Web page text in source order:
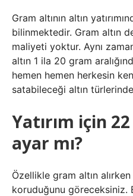
Gram altının altın
bilinmektedir. Gram altın
maliyeti yoktur. Aynı
altın 1 ila 20 gram
hemen hemen herkesin
satabileceği altın
Yatırım için
ayar mı?
Özellikle gram altın alırken
koruduğunu göreceksiniz.